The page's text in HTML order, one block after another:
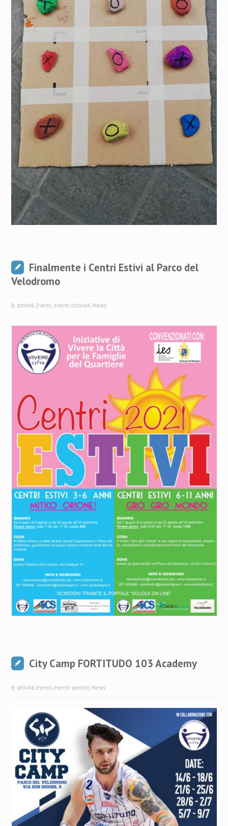
Finalmente i Centri Estivi al Parco del
Velodromo
attività Eventi ,eventi culturali News
City Camp FORTITUDO 103 Academy
attività Eventi ,eventi sportivi News